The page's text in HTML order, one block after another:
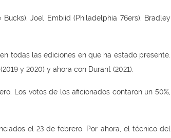
Joel Embiid (Philadelphia 76ers), Bradley
todas las ediciones en que ha estado presente.
y 2020) y ahora con Durant (2021).
Los votos de los aficionados contaron un 50%,
el 23 de febrero. Por ahora, el técnico del